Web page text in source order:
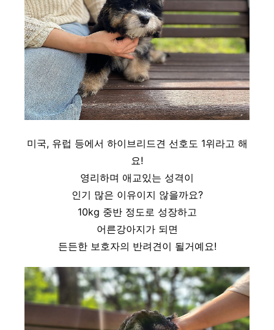
미국, 유럽 등에서 하이브리드견 선호도 1위라고 해
요!
영리하며 애교있는 성격이
인기 많은 이유이지 않을까요?
10kg 중반 정도로 성장하고
어른강아지가 되면
든든한 보호자의 반려견이 될거예요!